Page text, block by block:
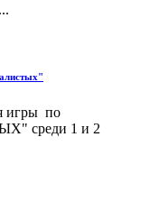
игры по
среди 1 и 2